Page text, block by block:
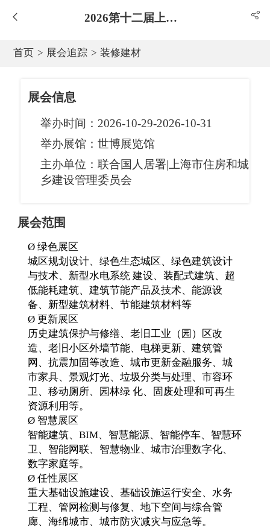
2026第十二届上海国际城市与建筑博览会
首页 > 展会追踪 > 装修建材
展会信息
举办时间： 2026-10-29-2026-10-31
举办展馆：世博展览馆
主办单位：联合国人居署|上海市住房和城
乡建设管理委员会
展会范围
Ø 绿色展区
城区规划设计、绿色生态城区、绿色建筑设计
与技术、新型水电系统 建设、装配式建筑、超
低能耗建筑、建筑节能产品及技术、能源设
备、新型建筑材料、节能建筑材料等
Ø 更新展区
历史建筑保护与修缮、老旧工业（园）区改
造、老旧小区外墙节能、电梯更新、建筑管
网、抗震加固等改造、城市更新金融服务、城
市家具、景观灯光、垃圾分类与处理、市容环
卫、移动厕所、园林绿 化、固废处理和可再生
资源利用等。
Ø 智慧展区
智能建筑、BIM、智慧能源、智能停车、智慧环
卫、智能网联、智慧物业、城市治理数字化、
数字家庭等。
Ø 任性展区
重大基础设施建设、基础设施运行安全、水务
工程、管网检测与修复、地下空间与综合管
廊、海绵城市、城市防灾减灾与应急等。